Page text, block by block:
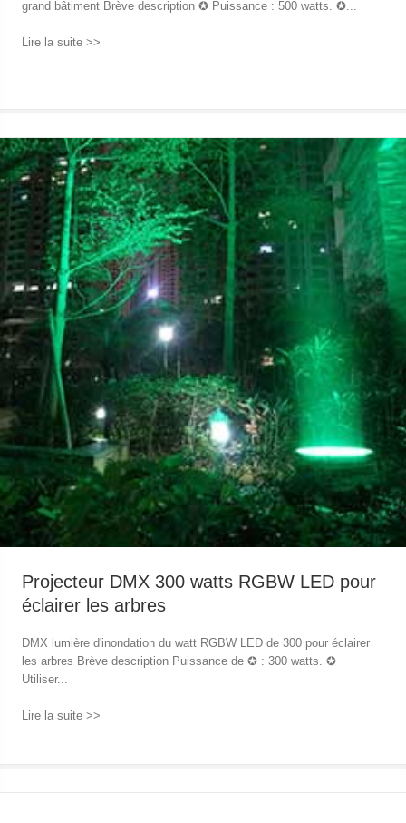
grand bâtiment Brève description ✪ Puissance : 500 watts. ✪...
Lire la suite >>
Projecteur DMX 300 watts RGBW LED pour
éclairer les arbres
DMX lumière d'inondation du watt RGBW LED de 300 pour éclairer
les arbres Brève description Puissance de ✪ : 300 watts. ✪
Utiliser...
Lire la suite >>